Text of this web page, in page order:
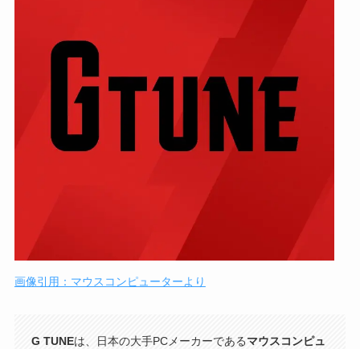
画像引用：マウスコンピューターより
G TUNEは、日本の大手PCメーカーであるマウスコンピュ